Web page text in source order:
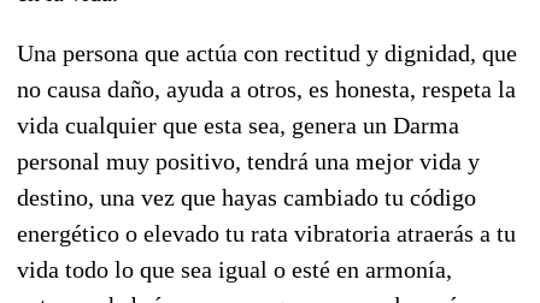
Una persona que actúa con rectitud y dignidad, que
no causa daño, ayuda a otros, es honesta, respeta la
vida cualquier que esta sea, genera un Darma
personal muy positivo, tendrá una mejor vida y
destino, una vez que hayas cambiado tu código
energético o elevado tu rata vibratoria atraerás a tu
vida todo lo que sea igual o esté en armonía,